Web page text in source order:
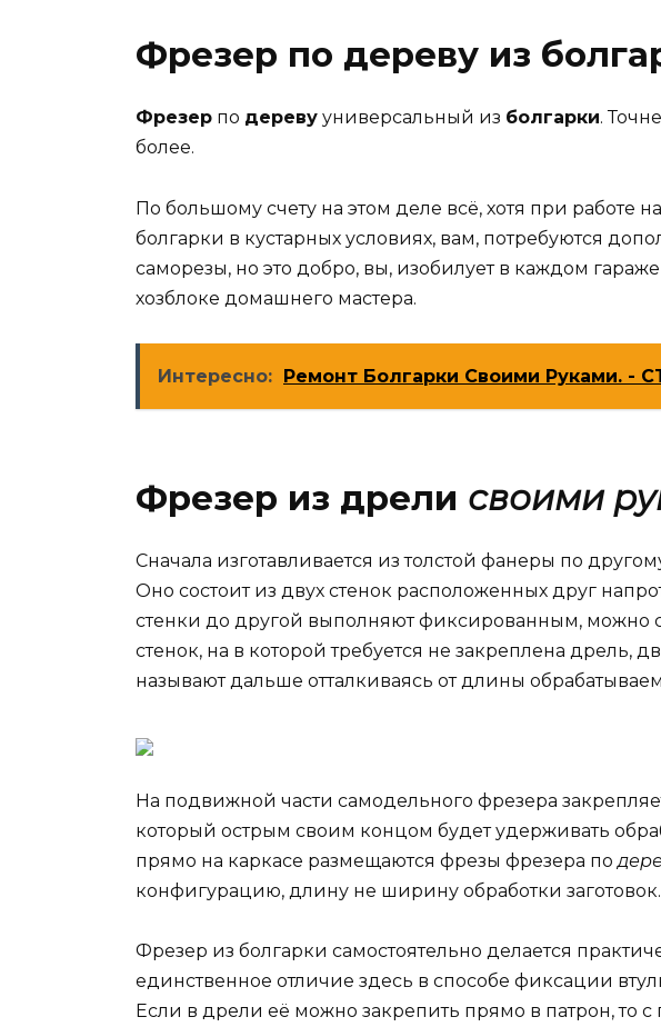
Фрезер по дереву из
Фрезер по дереву универсальный из болгарки.
более.
По большому счету на этом деле всё, хотя при работе
болгарки в кустарных условиях, вам, потребуются
саморезы, но это добро, вы, изобилует в каждом
хозблоке домашнего мастера.
Интересно: Ремонт Болгарки Своими Руками. -
Фрезер из дрели своими
Сначала изготавливается из толстой фанеры по
Оно состоит из двух стенок расположенных друг
стенки до другой выполняют фиксированным, можно
стенок, на в которой требуется не закреплена дрель,
называют дальше отталкиваясь от длины
На подвижной части самодельного фрезера
который острым своим концом будет удерживать
прямо на каркасе размещаются фрезы фрезера по
конфигурацию, длину не ширину обработки заготовок.
Фрезер из болгарки самостоятельно делается
единственное отличие здесь в способе фиксации
Если в дрели её можно закрепить прямо в патрон, то